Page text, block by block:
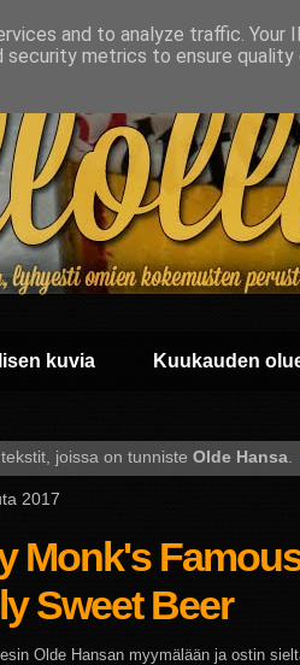
kuvia Kuukauden
joissa on tunnisteOlde Hansa.
2017
Monk's
Sweet Beer
Olde Hansan myymälään ja ostin
and to analyze traffic. Your
metrics to ensure